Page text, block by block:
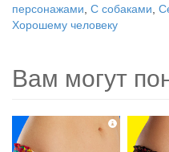
персонажами С собаками
Хорошему человеку
Вам могут